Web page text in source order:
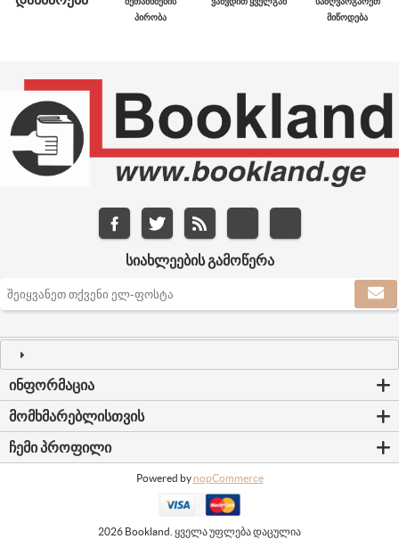
ᲞᲘᲠᲝᲑᲐ
ᲛᲘᲬᲝᲓᲔᲑᲐ
ᲡᲘᲐᲮᲚᲔᲔᲑᲘᲡ ᲒᲐᲛᲝᲬᲔᲠᲐ
ᲘᲜᲤᲝᲠᲛᲐᲪᲘᲐ
ᲛᲝᲛᲮᲛᲐᲠᲔᲑᲚᲘᲡᲗᲕᲘᲡ
ᲩᲔᲛᲘ ᲞᲠᲝᲤᲘᲚᲘ
Powered by nopCommerce
2026 Bookland. ყველა უფლება დაცულია